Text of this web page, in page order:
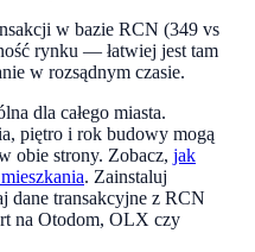
w bazie RCN (349 vs
rynku — łatwiej jest tam
w rozsądnym czasie.
dla całego miasta.
piętro i rok budowy mogą
obie strony. Zobacz, jak
. Zainstaluj
dane transakcyjne z RCN
na Otodom, OLX czy